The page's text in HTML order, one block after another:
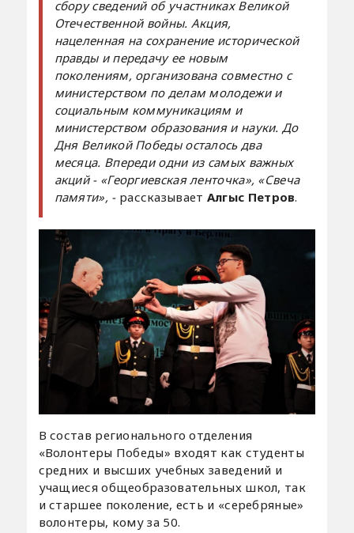
сбору сведений об участниках Великой
Отечественной войны. Акция,
нацеленная на сохранение исторической
правды и передачу ее новым
поколениям, организована совместно с
министерством по делам молодежи и
социальным коммуникациям и
министерством образования и науки. До
Дня Великой Победы осталось два
месяца. Впереди одни из самых важных
акций - «Георгиевская ленточка», «Свеча
памяти», - рассказывает Алгыс Петров.
В состав регионального отделения
«Волонтеры Победы» входят как студенты
средних и высших учебных заведений и
учащиеся общеобразовательных школ, так
и старшее поколение, есть и «серебряные»
волонтеры, кому за 50.